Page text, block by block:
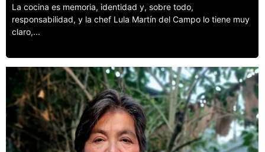
La cocina es memoria, identidad y, sobre todo,
responsabilidad, y la chef Lula Martín del Campo lo tiene muy
claro,...